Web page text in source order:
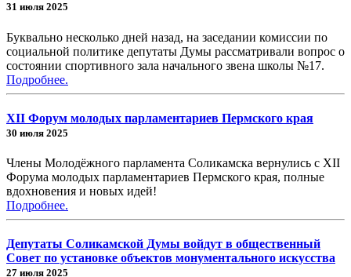
31 июля 2025
Буквально несколько дней назад, на заседании комиссии по
социальной политике депутаты Думы рассматривали вопрос о
состоянии спортивного зала начального звена школы №17.
Подробнее.
XII Форум молодых парламентариев Пермского края
30 июля 2025
Члены Молодёжного парламента Соликамска вернулись с XII
Форума молодых парламентариев Пермского края, полные
вдохновения и новых идей!
Подробнее.
Депутаты Соликамской Думы войдут в общественный
Совет по установке объектов монументального искусства
27 июля 2025